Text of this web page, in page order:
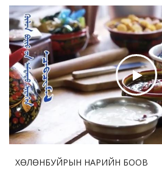
Шинжлэх үхаан техник
байгуулав
2026-07-30 17:47:28 78
Дөрөө жийж урагшилсан “
бөмбөгийн тэмцээний дөчин
2026-07-30 17:45:35 81
ДНБ-ий нэгжид ногдох
ислийн ялгаруулалт 17%-иар
ХӨЛӨНБУЙРЫН НАРИЙН БООВ